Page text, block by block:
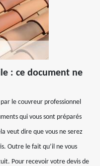
: ce document ne
le couvreur professionnel
qui vous sont préparés
veut dire que vous ne serez
Outre le fait qu’il ne vous
Pour recevoir votre devis de